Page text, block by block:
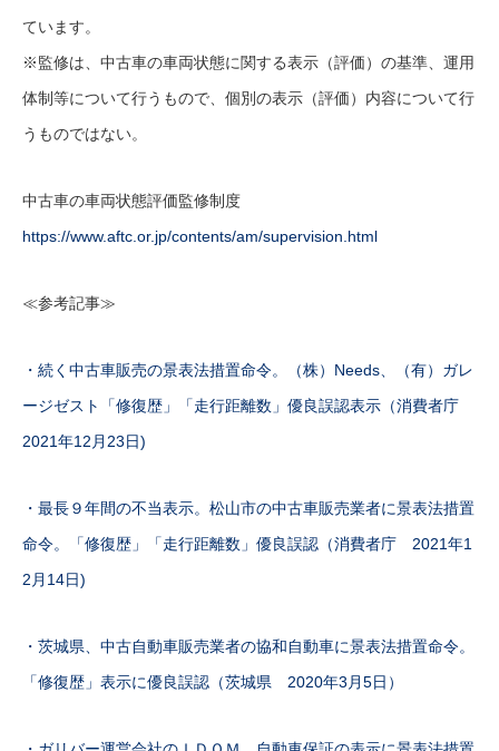
ています。
※監修は、中古車の車両状態に関する表示（評価）の基準、運用
体制等について行うもので、個別の表示（評価）内容について行
うものではない。
中古車の車両状態評価監修制度
https://www.aftc.or.jp/contents/am/supervision.html
≪参考記事≫
・続く中古車販売の景表法措置命令。（株）Needs、（有）ガレ
ージゼスト「修復歴」「走行距離数」優良誤認表示（消費者庁
2021年12月23日)
・最長９年間の不当表示。松山市の中古車販売業者に景表法措置
命令。「修復歴」「走行距離数」優良誤認（消費者庁 2021年1
2月14日)
・茨城県、中古自動車販売業者の協和自動車に景表法措置命令。
「修復歴」表示に優良誤認（茨城県 2020年3月5日）